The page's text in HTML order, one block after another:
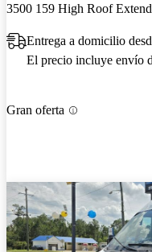
3500 159 High Roof
Entrega a domicilio
El precio incluye envío
Gran oferta